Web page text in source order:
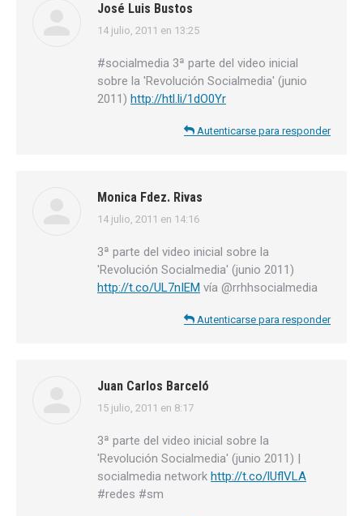
José Luis Bustos
dice:
14 julio, 2011 en 13:25
#socialmedia 3ª parte del video inicial
sobre la 'Revolución Socialmedia' (junio
2011) http://htl.li/1dO0Yr
Autenticarse para responder
Monica Fdez. Rivas
dice:
14 julio, 2011 en 14:16
3ª parte del video inicial sobre la
'Revolución Socialmedia' (junio 2011)
http://t.co/UL7nIEM vía @rrhhsocialmedia
Autenticarse para responder
Juan Carlos Barceló
dice:
15 julio, 2011 en 8:17
3ª parte del video inicial sobre la
'Revolución Socialmedia' (junio 2011) |
socialmedia network http://t.co/lUflVLA
#redes #sm